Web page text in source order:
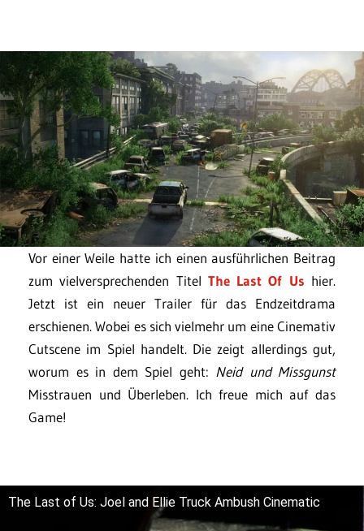
Vor einer Weile hatte ich einen ausführlichen Beitrag
zum vielversprechenden Titel The Last Of Us hier.
Jetzt ist ein neuer Trailer für das Endzeitdrama
erschienen. Wobei es sich vielmehr um eine Cinemativ
Cutscene im Spiel handelt. Die zeigt allerdings gut,
worum es in dem Spiel geht: Neid und Missgunst
Misstrauen und Überleben. Ich freue mich auf das
Game!
The Last of Us: Joel and Ellie Truck Ambush Cinematic